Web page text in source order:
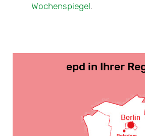
Wochenspiegel
epd in Ihrer